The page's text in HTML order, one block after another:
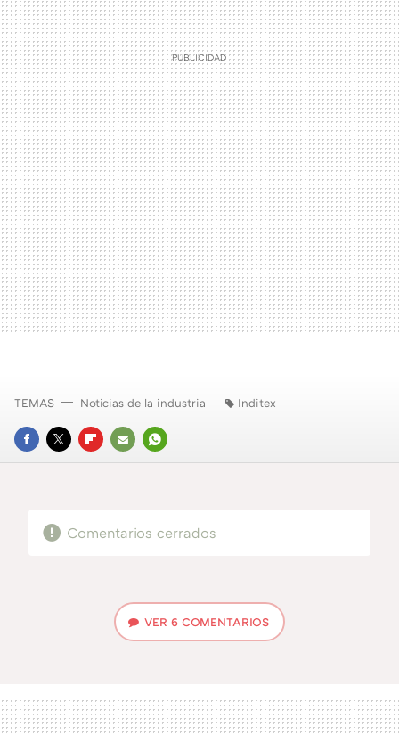
FACEBOOK
TWITTERFLIPBOARD
E-
WHATSAPP
TEMAS Noticias de la industria Inditex
Comentarios cerrados
VER 6 COMENTARIOS